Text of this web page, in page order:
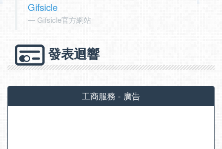
Gifsicle
Gifsicle官方網站
發表迴響
工商服務 - 廣告